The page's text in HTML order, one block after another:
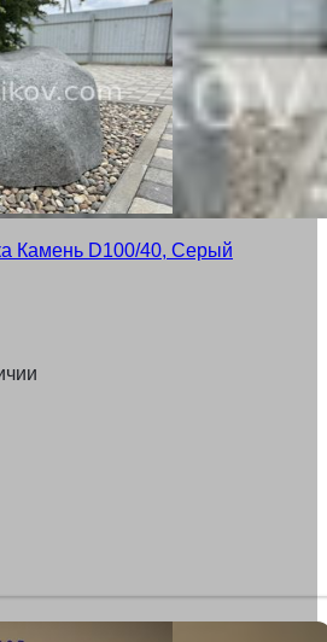
Камень D100/40, Серый